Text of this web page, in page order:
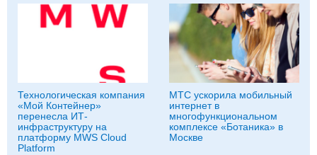
Технологическая компания
«Мой Контейнер»
перенесла ИТ-
инфраструктуру на
платформу MWS Cloud
Platform
МТС ускорила мобильный
интернет в
многофункциональном
комплексе «Ботаника» в
Москве